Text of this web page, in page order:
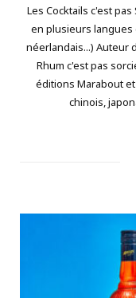
Les Cocktails c'est
en plusieurs langues
néerlandais...) Auteur
Rhum c'est pas
éditions Marabout
chinois,